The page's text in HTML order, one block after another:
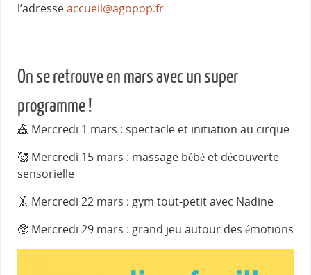
l’adresseaccueil@agopop.fr
On se retrouve en mars avec un super
programme !
🎪 Mercredi 1 mars : spectacle et initiation au cirque
🥰 Mercredi 15 mars : massage bébé et découverte
sensorielle
🤸 Mercredi 22 mars : gym tout-petit avec Nadine
🥸 Mercredi 29 mars : grand jeu autour des émotions